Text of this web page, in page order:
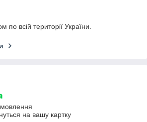
по всій території України.
на вашу картку